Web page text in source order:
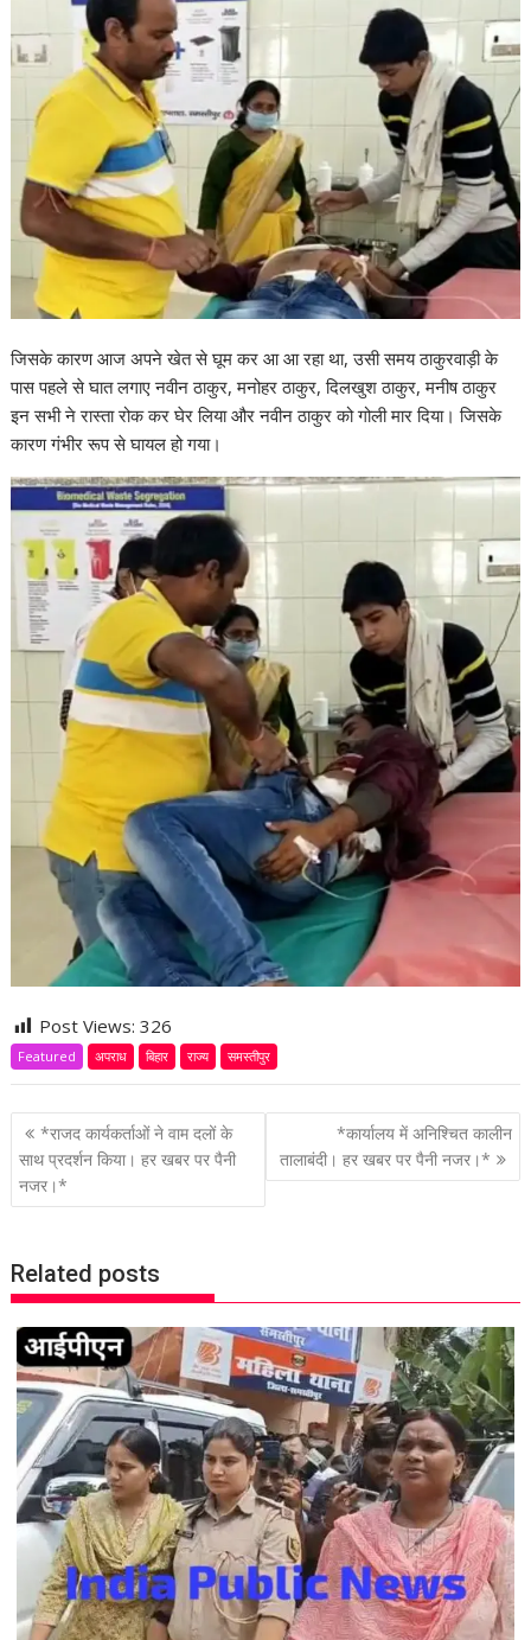
जिसके कारण आज अपने खेत से घूम कर आ आ रहा था, उसी समय ठाकुरवाड़ी के
पास पहले से घात लगाए नवीन ठाकुर, मनोहर ठाकुर, दिलखुश ठाकुर, मनीष ठाकुर
इन सभी ने रास्ता रोक कर घेर लिया और नवीन ठाकुर को गोली मार दिया। जिसके
कारण गंभीर रूप से घायल हो गया।
Post Views:326
Featured अपराध बिहार राज्य समस्तीपुर
P
o
s
n
a
v
g
a
t
i
o
n
*राजद कार्यकर्ताओं ने वाम दलों के
साथ प्रदर्शन किया। हर खबर पर पैनी
नजर।*
*कार्यालय में अनिश्चित कालीन
तालाबंदी। हर खबर पर पैनी नजर।*
Related posts